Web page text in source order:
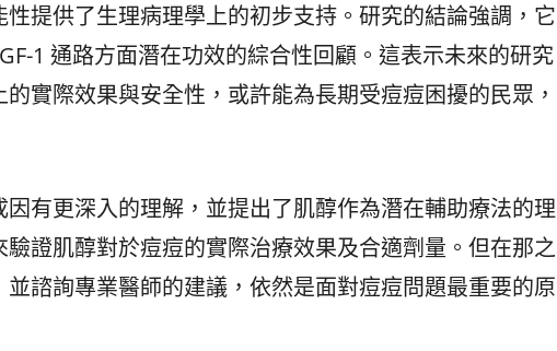
提供了生理病理學上的初步支持。研究的結論強調，它
1 通路方面潛在功效的綜合性回顧。這表示未來的研究
實際效果與安全性，或許能為長期受痘痘困擾的民眾，
有更深入的理解，並提出了肌醇作為潛在輔助療法的理
證肌醇對於痘痘的實際治療效果及合適劑量。但在那之
諮詢專業醫師的建議，依然是面對痘痘問題最重要的原